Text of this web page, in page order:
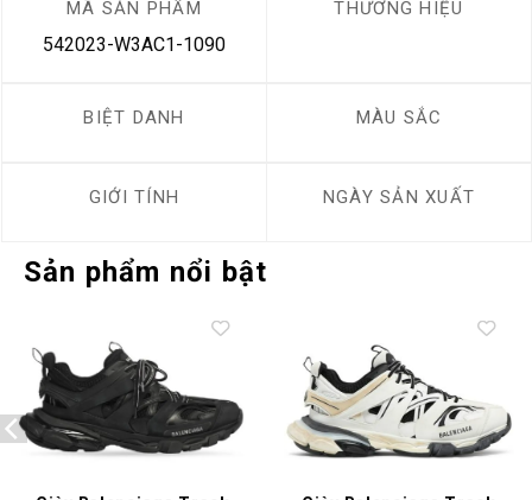
MÃ SẢN PHẨM
542023-W3AC1-1090
THƯƠNG HIỆU
BIỆT DANH MÀU SẮC
GIỚI TÍNH NGÀY SẢN XUẤT
Sản phẩm nổi bật
Add to
wishlist
Add to
wishlist